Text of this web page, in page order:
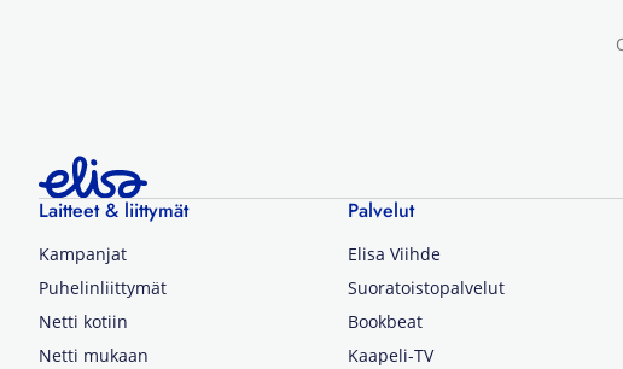
Laitteet & liittymät
Kampanjat
Puhelinliittymät
Netti kotiin
Netti mukaan
Palvelut
Elisa Viihde
Suoratoistopalvelut
Bookbeat
Kaapeli-TV